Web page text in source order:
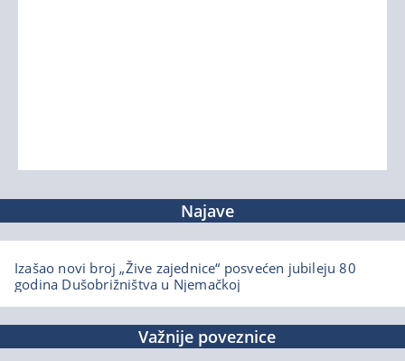
Najave
Izašao novi broj „Žive zajednice“ posvećen jubileju 80
godina Dušobrižništva u Njemačkoj
Važnije poveznice